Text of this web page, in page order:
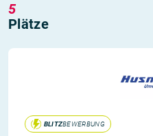
5
Plätze
BLITZBEWERBUNG